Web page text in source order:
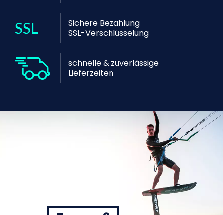
Sichere Bezahlung
SSL-Verschlüsselung
schnelle & zuverlässige
Lieferzeiten